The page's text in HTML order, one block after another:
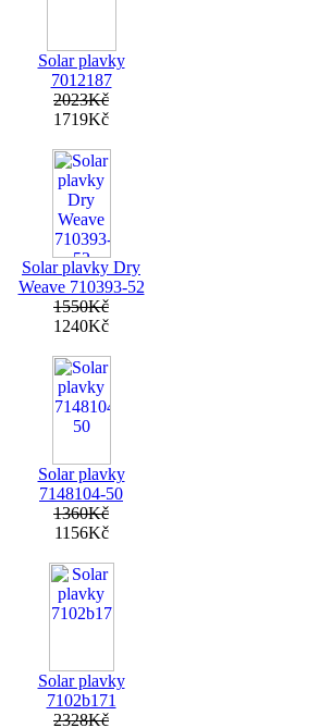
Solar plavky
7012187
2023Kč
1719Kč
Solar plavky Dry
Weave 710393-52
1550Kč
1240Kč
Solar plavky
7148104-50
1360Kč
1156Kč
Solar plavky
7102b171
2328Kč